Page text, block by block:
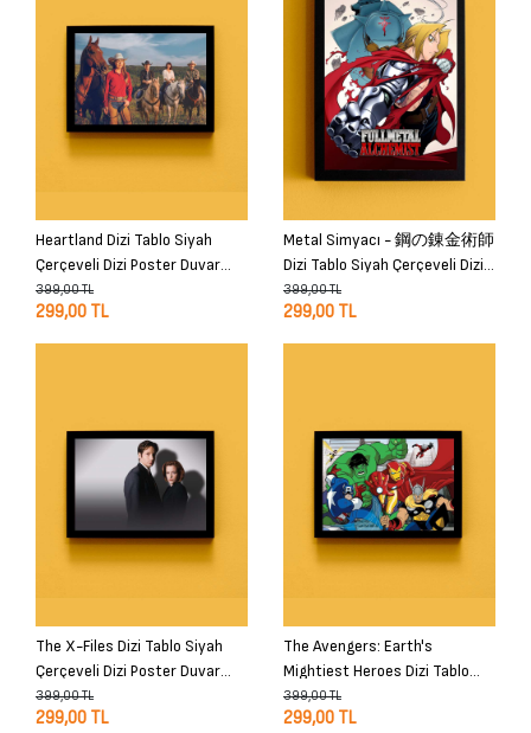
Heartland Dizi Tablo Siyah
Çerçeveli Dizi Poster Duvar
Tablo
399,00 TL
299,00 TL
Metal Simyacı - 鋼の錬金術師
Dizi Tablo Siyah Çerçeveli Dizi
Poster Duvar Tablo
399,00 TL
299,00 TL
The X-Files Dizi Tablo Siyah
Çerçeveli Dizi Poster Duvar
Tablo
399,00 TL
299,00 TL
The Avengers: Earth's
Mightiest Heroes Dizi Tablo
Siyah Çerçeveli Dizi Poster
Duvar Tablo
399,00 TL
299,00 TL